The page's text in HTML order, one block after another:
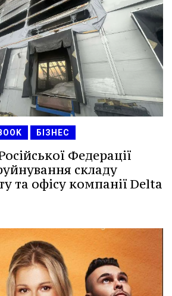
БІЗНЕС
Федерації
складу
та офісу компанії Delta